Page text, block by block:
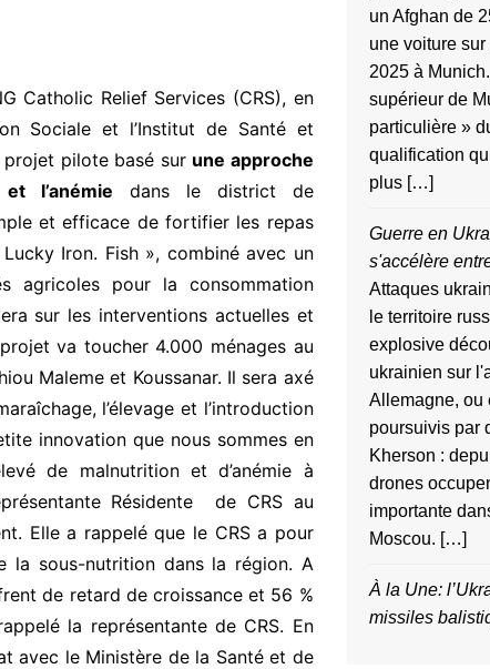
Catholic Relief Services (CRS), en
Sociale et l’Institut de Santé et
pilote basé sur une approche
l’anémie dans le district de
et efficace de fortifier les repas
Iron. Fish », combiné avec un
agricoles pour la consommation
sur les interventions actuelles et
va toucher 4.000 ménages au
Maleme et Koussanar. Il sera axé
l’élevage et l’introduction
innovation que nous sommes en
de malnutrition et d’anémie à
Résidente de CRS au
Elle a rappelé que le CRS a pour
la sous-nutrition dans la région. A
de retard de croissance et 56 %
la représentante de CRS. En
avec le Ministère de la Santé et de
un Afghan de
une voiture
2025 à
supérieur de
particulière »
qualification
plus […]
Guerre en
s'accélère
Attaques
le territoire
explosive
ukrainien sur
Allemagne, ou
poursuivis par
Kherson :
drones
importante
Moscou. […]
À la Une:
missiles